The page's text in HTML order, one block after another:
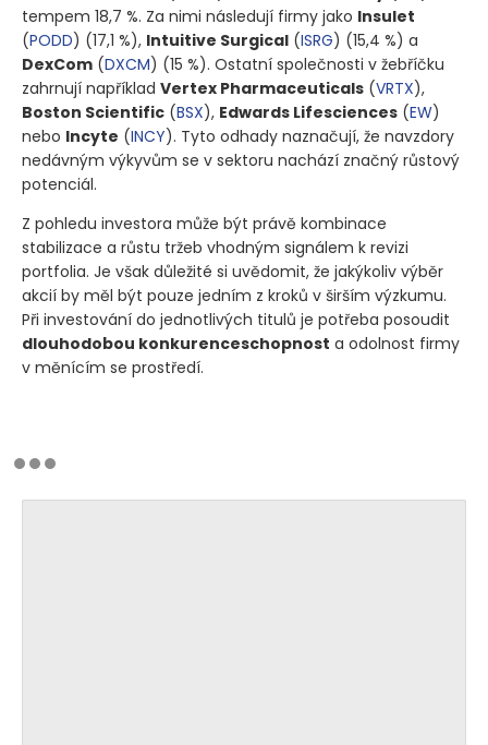
tempem 18,7 %. Za nimi následují firmy jako Insulet
(PODD) (17,1 %), Intuitive Surgical (ISRG) (15,4 %) a
DexCom (DXCM) (15 %). Ostatní společnosti v žebříčku
zahrnují například Vertex Pharmaceuticals (VRTX),
Boston Scientific (BSX), Edwards Lifesciences (EW)
nebo Incyte (INCY). Tyto odhady naznačují, že navzdory
nedávným výkyvům se v sektoru nachází značný růstový
potenciál.
Z pohledu investora může být právě kombinace
stabilizace a růstu tržeb vhodným signálem k revizi
portfolia. Je však důležité si uvědomit, že jakýkoliv výběr
akcií by měl být pouze jedním z kroků v širším výzkumu.
Při investování do jednotlivých titulů je potřeba posoudit
dlouhodobou konkurenceschopnost a odolnost firmy
v měnícím se prostředí.